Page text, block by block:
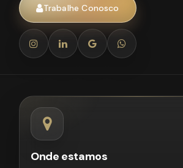
Trabalhe Conosco
Onde estamos